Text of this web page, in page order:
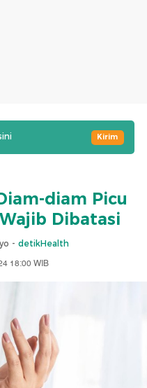
Kirim
diam Picu
Dibatasi
- detikHealth
18:00 WIB